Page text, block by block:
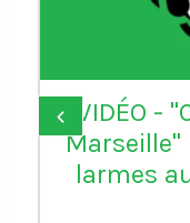
VIDÉO -
Marseille"
larmes
‹